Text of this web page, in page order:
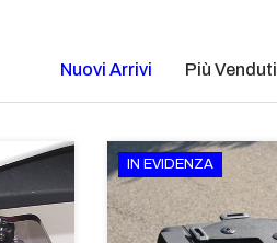
Nuovi Arrivi Più Venduti
IN EVIDENZA